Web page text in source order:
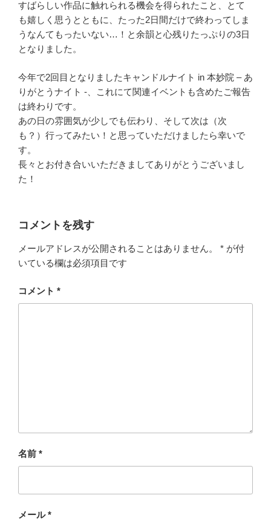
すばらしい作品に触れられる機会を得られたこと、とて
も嬉しく思うとともに、たった2日間だけで終わってしま
うなんてもったいない…！と余韻と心残りたっぷりの3日
となりました。
今年で2回目となりましたキャンドルナイト in 本妙院 – あ
りがとうナイト -、これにて関連イベントも含めたご報告
は終わりです。
あの日の雰囲気が少しでも伝わり、そして次は（次
も？）行ってみたい！と思っていただけましたら幸いで
す。
長々とお付き合いいただきましてありがとうございまし
た！
コメントを残す
メールアドレスが公開されることはありません。 * が付
いている欄は必須項目です
コメント *
名前 *
メール*